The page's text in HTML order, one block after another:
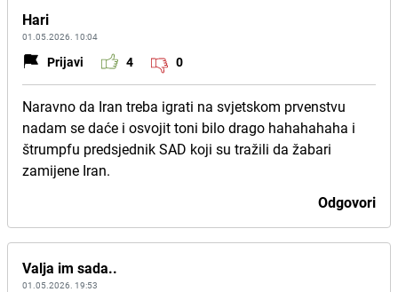
Hari
01.05.2026. 10:04
Prijavi 4 0
Naravno da Iran treba igrati na svjetskom prvenstvu
nadam se daće i osvojit toni bilo drago hahahahaha i
štrumpfu predsjednik SAD koji su tražili da žabari
zamijene Iran.
Odgovori
Valja im sada..
01.05.2026. 19:53